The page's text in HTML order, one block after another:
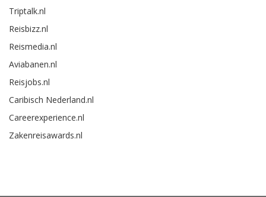
Triptalk.nl
Reisbizz.nl
Reismedia.nl
Aviabanen.nl
Reisjobs.nl
Caribisch Nederland.nl
Careerexperience.nl
Zakenreisawards.nl